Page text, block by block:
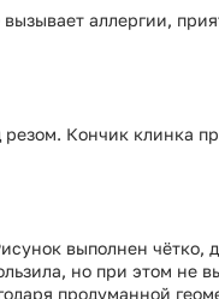
аллергии,
резом. Кончик клинка
выполнен чётко,
но при этом не
продуманной